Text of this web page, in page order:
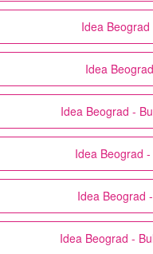
Idea
Idea
Idea Beograd -
Idea Beograd
Idea Beograd
Idea Beograd -